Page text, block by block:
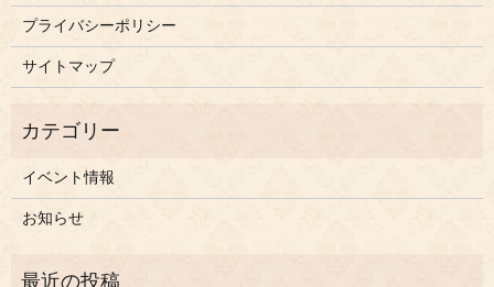
プライバシーポリシー
サイトマップ
イベント情報
お知らせ